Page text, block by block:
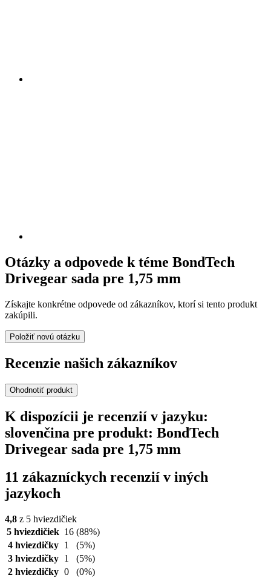
Otázky a odpovede k téme BondTech
Drivegear sada pre 1,75 mm
Získajte konkrétne odpovede od zákazníkov, ktorí si tento produkt
zakúpili.
Položiť novú otázku
Recenzie našich zákazníkov
Ohodnotiť produkt
K dispozícii je recenzií v jazyku:
slovenčina pre produkt: BondTech
Drivegear sada pre 1,75 mm
11 zákazníckych recenzií v iných
jazykoch
4,8 z 5 hviezdičiek
5 hviezdičiek 16 (88%)
4 hviezdičky
1
(5%)
3 hviezdičky
1
(5%)
2 hviezdičky 0
(0%)